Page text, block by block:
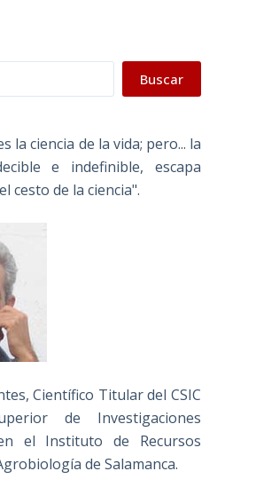
Buscar
la ciencia de la vida; pero... la
e indefinible, escapa
cesto de la ciencia".
Científico Titular del CSIC
de Investigaciones
el Instituto de Recursos
de Salamanca.